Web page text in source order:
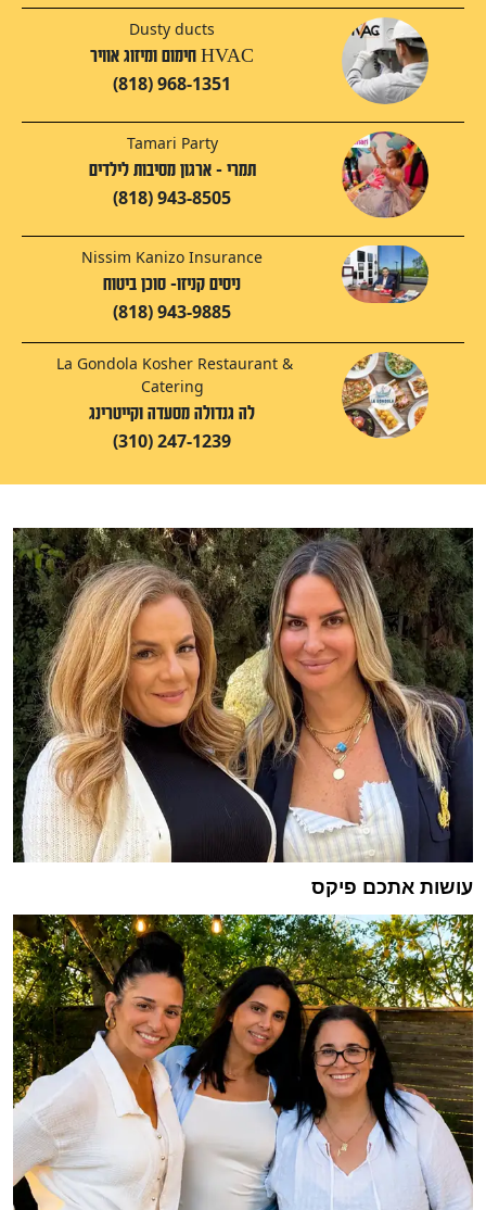
Dusty ducts
HVAC חימום ומיזוג אוויר
(818) 968-1351
Tamari Party
תמרי - ארגון מסיבות לילדים
(818) 943-8505
Nissim Kanizo Insurance
ניסים קניזו- סוכן ביטוח
(818) 943-9885
La Gondola Kosher Restaurant &
Catering
לה גנדולה מסעדה וקייטרינג
(310) 247-1239
עושות אתכם פיקס